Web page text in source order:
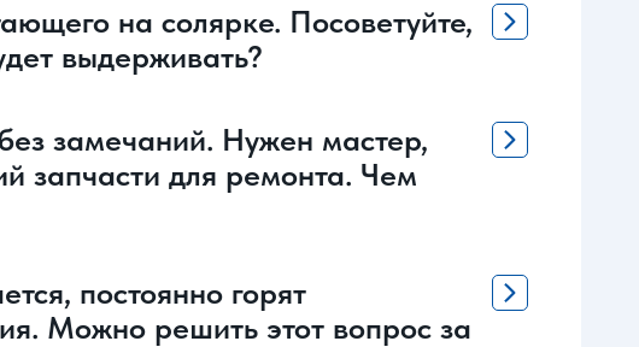
на солярке. Посоветуйте,
выдерживать?
замечаний. Нужен мастер,
запчасти для ремонта. Чем
постоянно горят
Можно решить этот вопрос за